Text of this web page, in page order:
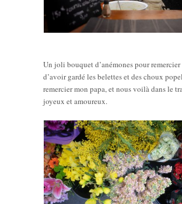
Un joli bouquet d’anémones pour remercier
d’avoir gardé les belettes et des choux
remercier mon papa, et nous voilà dans le
joyeux et amoureux.